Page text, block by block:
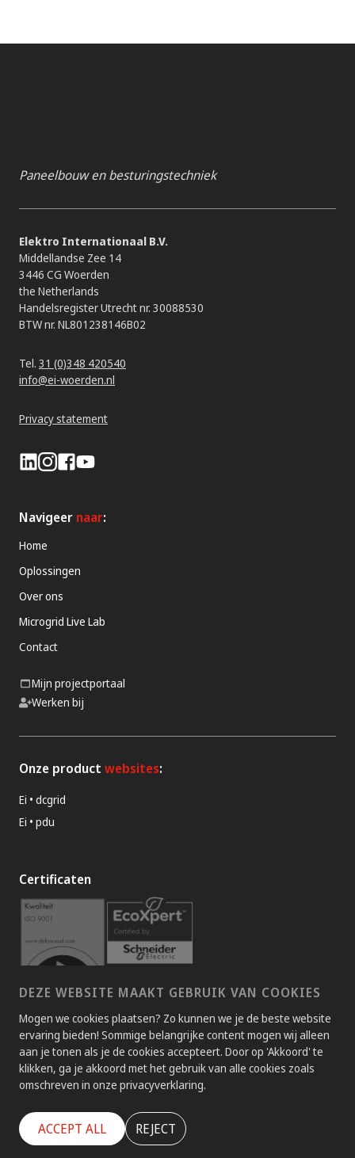
DEZE WEBSITE MAAKT GEBRUIK VAN COOKIES
Mogen we cookies plaatsen? Zo kunnen we je de beste website
ervaring bieden! Sommige belangrijke content mogen wij alleen
aan je tonen als je de cookies accepteert. Door op 'Akkoord' te
klikken, ga je akkoord met het gebruik van alle cookies zoals
omschreven in onze privacyverklaring.
ACCEPT ALL REJECT
Paneelbouw en besturingstechniek
Elektro Internationaal B.V.
Middellandse Zee 14
3446 CG Woerden
the Netherlands
Handelsregister Utrecht nr. 30088530
BTW nr. NL801238146B02
Tel. 31 (0)348 420540
info@ei-woerden.nl
Privacy statement
Navigeer naar:
Home
Oplossingen
Over ons
Microgrid Live Lab
Contact
Mijn projectportaal
Werken bij
Onze product websites:
Ei • dcgrid
Ei • pdu
Certificaten
Bekijk alle certificaten >
Copyright © Elektro Internationaal